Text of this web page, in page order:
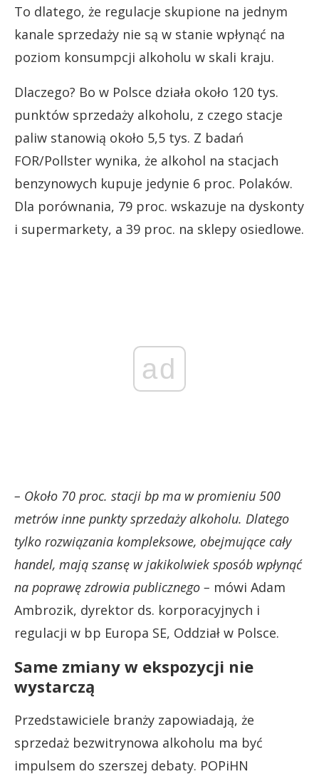
To dlatego, że regulacje skupione na jednym
kanale sprzedaży nie są w stanie wpłynąć na
poziom konsumpcji alkoholu w skali kraju.
Dlaczego? Bo w Polsce działa około 120 tys.
punktów sprzedaży alkoholu, z czego stacje
paliw stanowią około 5,5 tys. Z badań
FOR/Pollster wynika, że alkohol na stacjach
benzynowych kupuje jedynie 6 proc. Polaków.
Dla porównania, 79 proc. wskazuje na dyskonty
i supermarkety, a 39 proc. na sklepy osiedlowe.
ad
– Około 70 proc. stacji bp ma w promieniu 500
metrów inne punkty sprzedaży alkoholu. Dlatego
tylko rozwiązania kompleksowe, obejmujące cały
handel, mają szansę w jakikolwiek sposób wpłynąć
na poprawę zdrowia publicznego – mówi Adam
Ambrozik, dyrektor ds. korporacyjnych i
regulacji w bp Europa SE, Oddział w Polsce.
Same zmiany w ekspozycji nie
wystarczą
Przedstawiciele branży zapowiadają, że
sprzedaż bezwitrynowa alkoholu ma być
impulsem do szerszej debaty. POPiHN